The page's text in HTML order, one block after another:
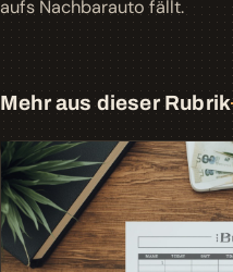
aufs Nachbarauto fällt.
Mehr aus dieser Rubrik